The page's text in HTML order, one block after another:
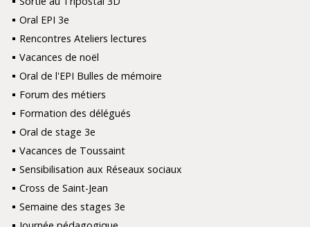
Oral EPI 3e
Rencontres Ateliers lectures
Vacances de noël
Oral de l'EPI Bulles de mémoire
Forum des métiers
Formation des délégués
Oral de stage 3e
Vacances de Toussaint
Sensibilisation aux Réseaux sociaux
Cross de Saint-Jean
Semaine des stages 3e